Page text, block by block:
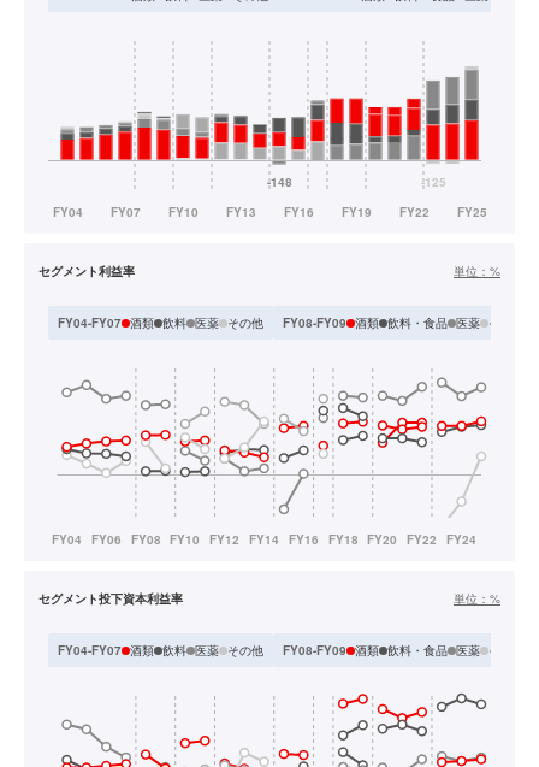
セグメント利益率 単位： %
FY04-FY07 酒類 飲料 医薬 その他 FY08-FY09 酒類 飲料・食品 医薬 その他
セグメント投下資本利益率 単位： %
FY04-FY07 酒類 飲料 医薬 その他 FY08-FY09 酒類 飲料・食品 医薬 その他